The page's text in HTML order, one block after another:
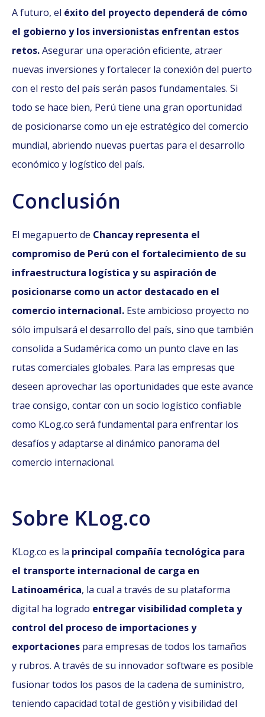
A futuro, el éxito del proyecto dependerá de cómo
el gobierno y los inversionistas enfrentan estos
retos.Asegurar una operación eficiente, atraer
nuevas inversiones y fortalecer la conexión del puerto
con el resto del país serán pasos fundamentales. Si
todo se hace bien, Perú tiene una gran oportunidad
de posicionarse como un eje estratégico del comercio
mundial, abriendo nuevas puertas para el desarrollo
económico y logístico del país.
Conclusión
El megapuerto de Chancay representa el
compromiso de Perú con el fortalecimiento de su
infraestructura logística y su aspiración de
posicionarse como un actor destacado en el
comercio internacional. Este ambicioso proyecto no
sólo impulsará el desarrollo del país, sino que también
consolida a Sudamérica como un punto clave en las
rutas comerciales globales. Para las empresas que
deseen aprovechar las oportunidades que este avance
trae consigo, contar con un socio logístico confiable
como KLog.co será fundamental para enfrentar los
desafíos y adaptarse al dinámico panorama del
comercio internacional.
Sobre KLog.co
KLog.co es la principal compañía tecnológica para
el transporte internacional de carga en
Latinoamérica, la cual a través de su plataforma
digital ha logrado entregar visibilidad completa y
control del proceso de importaciones y
exportaciones para empresas de todos los tamaños
y rubros. A través de su innovador software es posible
fusionar todos los pasos de la cadena de suministro,
teniendo capacidad total de gestión y visibilidad del